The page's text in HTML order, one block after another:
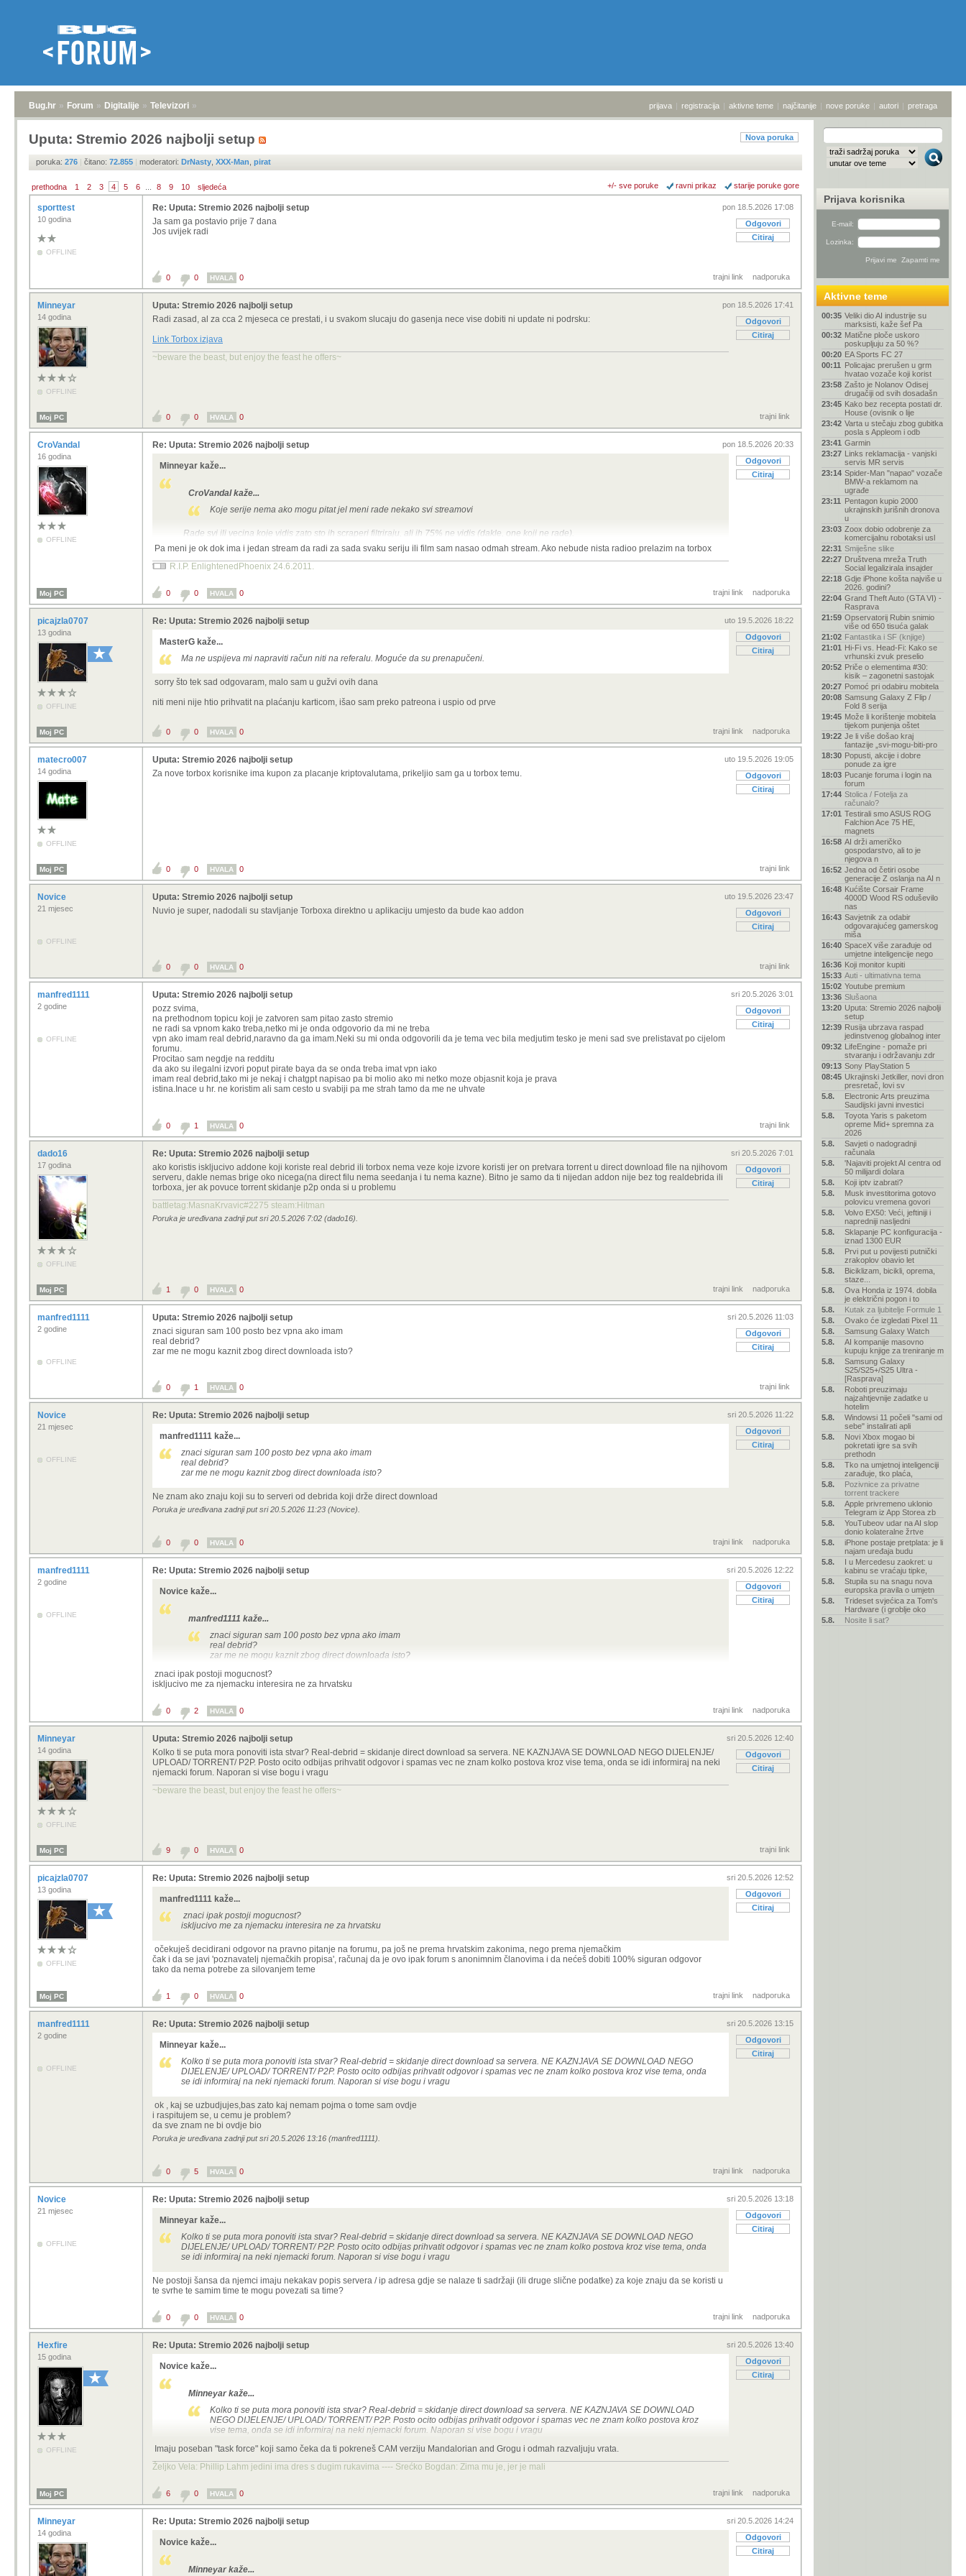
Bug.hr » Forum » Digitalije » Televizori » prijava | registracija | aktivne teme | najčitanije | nove poruke | autori | pretraga
Nova poruka
Uputa: Stremio 2026 najbolji setup
poruka: 276 | čitano: 72.855 | moderatori: DrNasty XXX-Man pirat
prethodna 1 2 3 4 5 6 8 9 10 sljedeća +/- sve poruke ravni prikaz starije poruke gore
sporttest
10 godina
OFFLINE
pon 18.5.2026 17:08
Odgovori
Citiraj
Re: Uputa: Stremio 2026 najbolji setup
Ja sam ga postavio prije 7 dana
Jos uvijek radi
trajni link nadporuka
0 0 HVALA 0
Minneyar
14 godina
OFFLINE
pon 18.5.2026 17:41
Odgovori
Citiraj
Uputa: Stremio 2026 najbolji setup
Radi zasad, al za cca 2 mjeseca ce prestati, i u svakom slucaju do gasenja nece vise dobiti ni update ni podrsku:
Link Torbox izjava
~beware the beast, but enjoy the feast he offers~
Moj PC trajni link
0 0 HVALA 0
CroVandal
16 godina
OFFLINE
pon 18.5.2026 20:33
Odgovori
Citiraj
Re: Uputa: Stremio 2026 najbolji setup
Minneyar kaže...
CroVandal kaže...
Koje serije nema ako mogu pitat jel meni rade nekako svi streamovi
Rade svi ili vecina koje vidis zato sto ih scraperi filtriraju, ali ih 75% ne vidis (dakle, one koji ne rade).
Pa meni je ok dok ima i jedan stream da radi za sada svaku seriju ili film sam nasao odmah stream. Ako nebude nista radioo prelazim na torbox
R.I.P. EnlightenedPhoenix 24.6.2011.
Moj PC trajni link nadporuka
0 0 HVALA 0
picajzla0707
13 godina
OFFLINE
uto 19.5.2026 18:22
Odgovori
Citiraj
Re: Uputa: Stremio 2026 najbolji setup
MasterG kaže...
Ma ne uspijeva mi napraviti račun niti na referalu. Moguće da su prenapučeni.
sorry što tek sad odgovaram, malo sam u gužvi ovih dana
niti meni nije htio prihvatit na plaćanju karticom, išao sam preko patreona i uspio od prve
Moj PC trajni link nadporuka
0 0 HVALA 0
matecro007
14 godina
OFFLINE
uto 19.5.2026 19:05
Odgovori
Citiraj
Uputa: Stremio 2026 najbolji setup
Za nove torbox korisnike ima kupon za placanje kriptovalutama, prikeljio sam ga u torbox temu.
Moj PC trajni link
0 0 HVALA 0
Novice
21 mjesec
OFFLINE
uto 19.5.2026 23:47
Odgovori
Citiraj
Uputa: Stremio 2026 najbolji setup
Nuvio je super, nadodali su stavljanje Torboxa direktno u aplikaciju umjesto da bude kao addon
trajni link
0 0 HVALA 0
manfred1111
2 godine
OFFLINE
sri 20.5.2026 3:01
Odgovori
Citiraj
Uputa: Stremio 2026 najbolji setup
pozz svima,
na prethodnom topicu koji je zatvoren sam pitao zasto stremio
ne radi sa vpnom kako treba,netko mi je onda odgovorio da mi ne treba
vpn ako imam real debrid,naravno da ga imam.Neki su mi onda odgovorili da je tema vec bila medjutim tesko je meni sad sve prelistavat po cijelom
forumu.
Procitao sam negdje na redditu
da ako su ilegalni izvori poput pirate baya da se onda treba imat vpn iako
imam real debrid,tako mi je nekaj i chatgpt napisao pa bi molio ako mi netko moze objasnit koja je prava
istina.Inace u hr. ne koristim ali sam cesto u svabiji pa me strah tamo da me ne uhvate
trajni link
0 1 HVALA 0
dado16
17 godina
OFFLINE
sri 20.5.2026 7:01
Odgovori
Citiraj
Re: Uputa: Stremio 2026 najbolji setup
ako koristis iskljucivo addone koji koriste real debrid ili torbox nema veze koje izvore koristi jer on pretvara torrent u direct download file na njihovom
serveru, dakle nemas brige oko nicega(na direct filu nema seedanja i tu nema kazne). Bitno je samo da ti nijedan addon nije bez tog realdebrida ili
torboxa, jer ak povuce torrent skidanje p2p onda si u problemu
battletag:MasnaKrvavic#2275 steam:Hitman
Poruka je uređivana zadnji put sri 20.5.2026 7:02 (dado16).
Moj PC trajni link nadporuka
1 0 HVALA 0
manfred1111
2 godine
OFFLINE
sri 20.5.2026 11:03
Odgovori
Citiraj
Uputa: Stremio 2026 najbolji setup
znaci siguran sam 100 posto bez vpna ako imam
real debrid?
zar me ne mogu kaznit zbog direct downloada isto?
trajni link
0 1 HVALA 0
Novice
21 mjesec
OFFLINE
sri 20.5.2026 11:22
Odgovori
Citiraj
Re: Uputa: Stremio 2026 najbolji setup
manfred1111 kaže...
znaci siguran sam 100 posto bez vpna ako imam
real debrid?
zar me ne mogu kaznit zbog direct downloada isto?
Ne znam ako znaju koji su to serveri od debrida koji drže direct download
Poruka je uređivana zadnji put sri 20.5.2026 11:23 (Novice).
trajni link nadporuka
0 0 HVALA 0
manfred1111
2 godine
OFFLINE
sri 20.5.2026 12:22
Odgovori
Citiraj
Re: Uputa: Stremio 2026 najbolji setup
Novice kaže...
manfred1111 kaže...
znaci siguran sam 100 posto bez vpna ako imam
real debrid?
zar me ne mogu kaznit zbog direct downloada isto?
Ne znam ako znaju koji su to serveri od debrida koji drže direct download
znaci ipak postoji mogucnost?
iskljucivo me za njemacku interesira ne za hrvatsku
trajni link nadporuka
0 2 HVALA 0
Minneyar
14 godina
OFFLINE
sri 20.5.2026 12:40
Odgovori
Citiraj
Uputa: Stremio 2026 najbolji setup
Kolko ti se puta mora ponoviti ista stvar? Real-debrid = skidanje direct download sa servera. NE KAZNJAVA SE DOWNLOAD NEGO DIJELENJE/
UPLOAD/ TORRENT/ P2P. Posto ocito odbijas prihvatit odgovor i spamas vec ne znam kolko postova kroz vise tema, onda se idi informiraj na neki
njemacki forum. Naporan si vise bogu i vragu
~beware the beast, but enjoy the feast he offers~
Moj PC trajni link
9 0 HVALA 0
picajzla0707
13 godina
OFFLINE
sri 20.5.2026 12:52
Odgovori
Citiraj
Re: Uputa: Stremio 2026 najbolji setup
manfred1111 kaže...
znaci ipak postoji mogucnost?
iskljucivo me za njemacku interesira ne za hrvatsku
očekuješ decidirani odgovor na pravno pitanje na forumu, pa još ne prema hrvatskim zakonima, nego prema njemačkim
čak i da se javi 'poznavatelj njemačkih propisa', računaj da je ovo ipak forum s anonimnim članovima i da nećeš dobiti 100% siguran odgovor
tako da nema potrebe za silovanjem teme
Moj PC trajni link nadporuka
1 0 HVALA 0
manfred1111
2 godine
OFFLINE
sri 20.5.2026 13:15
Odgovori
Citiraj
Re: Uputa: Stremio 2026 najbolji setup
Minneyar kaže...
Kolko ti se puta mora ponoviti ista stvar? Real-debrid = skidanje direct download sa servera. NE KAZNJAVA SE DOWNLOAD NEGO
DIJELENJE/ UPLOAD/ TORRENT/ P2P. Posto ocito odbijas prihvatit odgovor i spamas vec ne znam kolko postova kroz vise tema, onda
se idi informiraj na neki njemacki forum. Naporan si vise bogu i vragu
ok , kaj se uzbudjujes,bas zato kaj nemam pojma o tome sam ovdje
i raspitujem se, u cemu je problem?
da sve znam ne bi ovdje bio
Poruka je uređivana zadnji put sri 20.5.2026 13:16 (manfred1111).
trajni link nadporuka
0 5 HVALA 0
Novice
21 mjesec
OFFLINE
sri 20.5.2026 13:18
Odgovori
Citiraj
Re: Uputa: Stremio 2026 najbolji setup
Minneyar kaže...
Kolko ti se puta mora ponoviti ista stvar? Real-debrid = skidanje direct download sa servera. NE KAZNJAVA SE DOWNLOAD NEGO
DIJELENJE/ UPLOAD/ TORRENT/ P2P. Posto ocito odbijas prihvatit odgovor i spamas vec ne znam kolko postova kroz vise tema, onda
se idi informiraj na neki njemacki forum. Naporan si vise bogu i vragu
Ne postoji šansa da njemci imaju nekakav popis servera / ip adresa gdje se nalaze ti sadržaji (ili druge slične podatke) za koje znaju da se koristi u
te svrhe te samim time te mogu povezati sa time?
trajni link nadporuka
0 0 HVALA 0
Hexfire
15 godina
OFFLINE
sri 20.5.2026 13:40
Odgovori
Citiraj
Re: Uputa: Stremio 2026 najbolji setup
Novice kaže...
Minneyar kaže...
Kolko ti se puta mora ponoviti ista stvar? Real-debrid = skidanje direct download sa servera. NE KAZNJAVA SE DOWNLOAD
NEGO DIJELENJE/ UPLOAD/ TORRENT/ P2P. Posto ocito odbijas prihvatit odgovor i spamas vec ne znam kolko postova kroz
vise tema, onda se idi informiraj na neki njemacki forum. Naporan si vise bogu i vragu
Ne postoji šansa da njemci imaju nekakav popis servera / ip adresa gdje se nalaze ti sadržaji (ili druge slične podatke) za koje znaju da
se koristi u te svrhe te samim time te mogu povezati sa time?
Imaju poseban "task force" koji samo čeka da ti pokreneš CAM verziju Mandalorian and Grogu i odmah razvaljuju vrata.
Željko Vela: Phillip Lahm jedini ima dres s dugim rukavima ---- Srećko Bogdan: Zima mu je, jer je mali
Moj PC trajni link nadporuka
6 0 HVALA 0
Minneyar
14 godina
sri 20.5.2026 14:24
Odgovori
Citiraj
Re: Uputa: Stremio 2026 najbolji setup
Novice kaže...
Minneyar kaže...
Prijava korisnika
E-mail:
Lozinka:
Aktivne teme
00:35 Veliki dio AI industrije su
marksisti, kaže šef Pa
00:32 Matične ploče uskoro
poskupljuju za 50 %?
00:20 EA Sports FC 27
00:11 Policajac prerušen u grm
hvatao vozače koji korist
23:58 Zašto je Nolanov Odisej
drugačiji od svih dosadašn
23:45 Kako bez recepta postati dr.
House (ovisnik o lije
23:42 Varta u stečaju zbog gubitka
posla s Appleom i odb
23:41 Garmin
23:27 Links reklamacija - vanjski
servis MR servis
23:14 Spider-Man "napao" vozače
BMW-a reklamom na
ugrađe
23:11 Pentagon kupio 2000
ukrajinskih jurišnih dronova
u
23:03 Zoox dobio odobrenje za
komercijalnu robotaksi usl
22:31 Smiješne slike
22:27 Društvena mreža Truth
Social legalizirala insajder
22:18 Gdje iPhone košta najviše u
2026. godini?
22:04 Grand Theft Auto (GTA VI) -
Rasprava
21:59 Opservatorij Rubin snimio
više od 650 tisuća galak
21:02 Fantastika i SF (knjige)
21:01 Hi-Fi vs. Head-Fi: Kako se
vrhunski zvuk preselio
20:52 Priče o elementima #30:
kisik – zagonetni sastojak
20:27 Pomoć pri odabiru mobitela
20:08 Samsung Galaxy Z Flip /
Fold 8 serija
19:45 Može li korištenje mobitela
tijekom punjenja oštet
19:22 Je li više došao kraj
fantazije „svi-mogu-biti-pro
18:30 Popusti, akcije i dobre
ponude za igre
18:03 Pucanje foruma i login na
forum
17:44 Stolica / Fotelja za
računalo?
17:01 Testirali smo ASUS ROG
Falchion Ace 75 HE,
magnets
16:58 AI drži američko
gospodarstvo, ali to je
njegova n
16:52 Jedna od četiri osobe
generacije Z oslanja na AI n
16:48 Kućište Corsair Frame
4000D Wood RS oduševilo
nas
16:43 Savjetnik za odabir
odgovarajućeg gamerskog
miša
16:40 SpaceX više zarađuje od
umjetne inteligencije nego
16:36 Koji monitor kupiti
15:33 Auti - ultimativna tema
15:02 Youtube premium
13:36 Slušaona
13:20 Uputa: Stremio 2026 najbolji
setup
12:39 Rusija ubrzava raspad
jedinstvenog globalnog inter
09:32 LifeEngine - pomaže pri
stvaranju i održavanju zdr
09:13 Sony PlayStation 5
08:45 Ukrajinski Jetkiller, novi dron
presretač, lovi sv
5.8.
Electronic Arts preuzima
Saudijski javni investici
5.8.
Toyota Yaris s paketom
opreme Mid+ spremna za
2026
5.8.
Savjeti o nadogradnji
računala
5.8.
'Najaviti projekt AI centra od
50 milijardi dolara
5.8.
Koji iptv izabrati?
5.8.
Musk investitorima gotovo
polovicu vremena govori
5.8.
Volvo EX50: Veći, jeftiniji i
napredniji nasljedni
5.8.
Sklapanje PC konfiguracija -
iznad 1300 EUR
5.8.
Prvi put u povijesti putnički
zrakoplov obavio let
5.8.
Biciklizam, bicikli, oprema,
staze...
5.8.
Ova Honda iz 1974. dobila
je električni pogon i to
5.8.
Kutak za ljubitelje Formule 1
5.8.
Ovako će izgledati Pixel 11
5.8.
Samsung Galaxy Watch
5.8.
AI kompanije masovno
kupuju knjige za treniranje m
5.8.
Samsung Galaxy
S25/S25+/S25 Ultra -
[Rasprava]
5.8.
Roboti preuzimaju
najzahtjevnije zadatke u
hotelim
5.8.
Windowsi 11 počeli "sami od
sebe" instalirati apli
5.8.
Novi Xbox mogao bi
pokretati igre sa svih
prethodn
5.8.
Tko na umjetnoj inteligenciji
zarađuje, tko plaća,
5.8.
Pozivnice za privatne
torrent trackere
5.8.
Apple privremeno uklonio
Telegram iz App Storea zb
5.8.
YouTubeov udar na AI slop
donio kolateralne žrtve
5.8.
iPhone postaje pretplata: je li
najam uređaja budu
5.8.
I u Mercedesu zaokret: u
kabinu se vraćaju tipke,
5.8.
Stupila su na snagu nova
europska pravila o umjetn
5.8.
Trideset svjećica za Tom's
Hardware (i groblje oko
5.8.
Nosite li sat?